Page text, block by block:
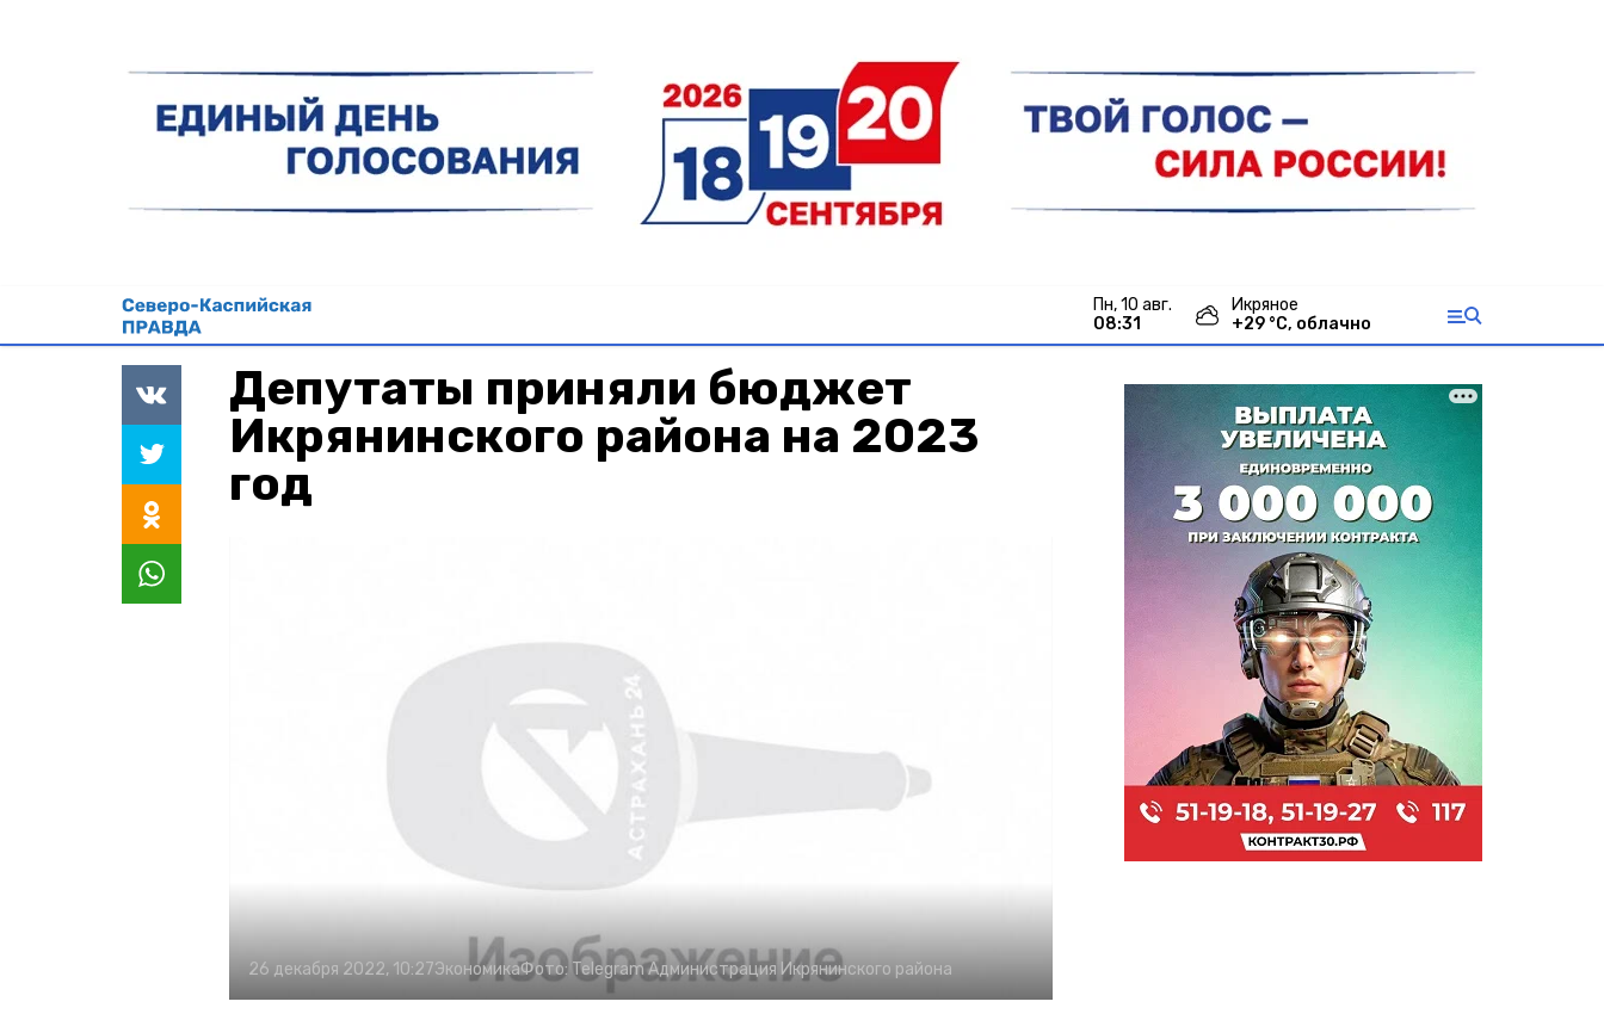
пн, 10 авг.
08:31
Икряное
+29 °С, облачно
Депутаты приняли бюджет
Икрянинского района на 2023
год
26 декабря 2022, 10:27ЭкономикаФото: Telegram Администрация Икрянинского района